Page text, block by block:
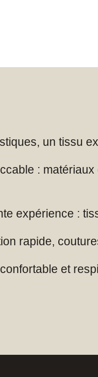
un tissu
:
expérience :
rapide,
et